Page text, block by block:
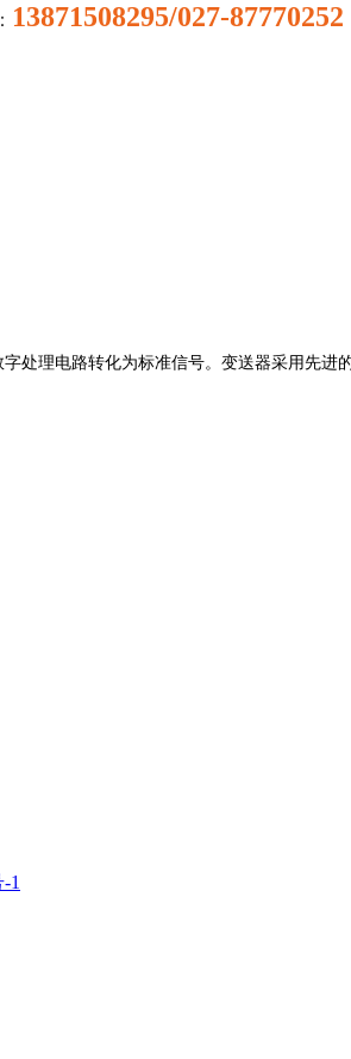
13871508295/027-87770252
处理电路转化为标准信号。变送器采用先
1